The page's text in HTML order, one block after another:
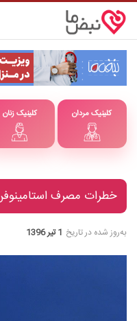
کلینیک زنان کلینیک مردان
خطرات مصرف
به‌روز شده در تاریخ 1 تیر 1396